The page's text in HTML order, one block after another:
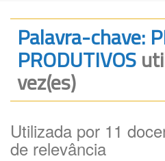
Palavra-chave:
PRODUTIVOS
vez(es)
Utilizada por 11
de relevância